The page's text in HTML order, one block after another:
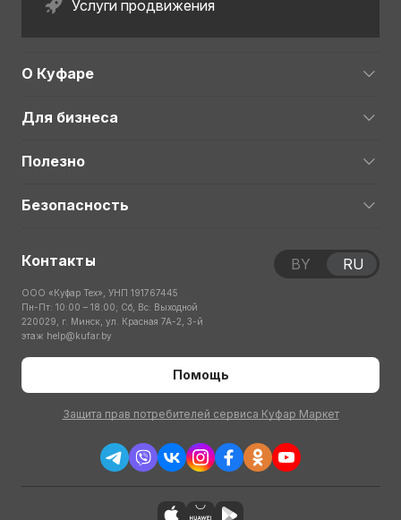
Услуги продвижения
О Куфаре
Для бизнеса
Полезно
Безопасность
Контакты
ООО «Куфар Тех», УНП 191767445
Пн-Пт: 10:00 – 18:00; Сб, Вс: Выходной
220029, г. Минск, ул. Красная 7А-2, 3-й
этаж help@kufar.by
Помощь
Защита прав потребителей сервиса Куфар Маркет
BY RU